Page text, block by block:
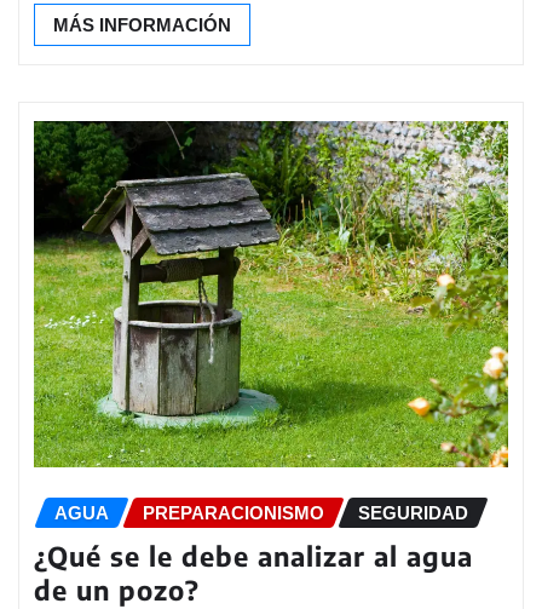
MÁS INFORMACIÓN
AGUA PREPARACIONISMO SEGURIDAD
¿Qué se le debe analizar al agua
de un pozo?